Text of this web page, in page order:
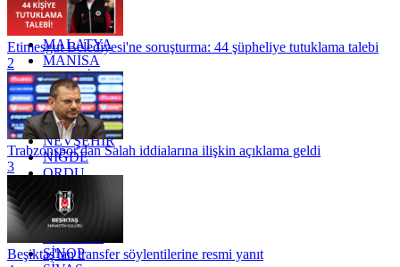
KÜTAHYA
KİLİS
MALATYA
MANİSA
MARDİN
MERSİN
MUĞLA
MUŞ
NEVŞEHİR
NİĞDE
ORDU
OSMANİYE
RİZE
SAKARYA
SİNOP
Etimesgut Belediyesi'ne soruşturma: 44 şüpheliye tutuklama talebi
2
Trabzonspor'dan Salah iddialarına ilişkin açıklama geldi
3
Beşiktaş'tan transfer söylentilerine resmi yanıt